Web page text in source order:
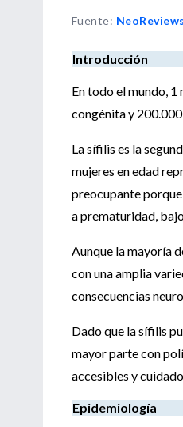
Fuente:
Introducción
En todo el mundo,
congénita y
La sífilis es la
mujeres en edad
preocupante
a prematuridad,
Aunque la mayoría
con una amplia
consecuencias
Dado que la sífilis
mayor parte con
accesibles y
Epidemiología